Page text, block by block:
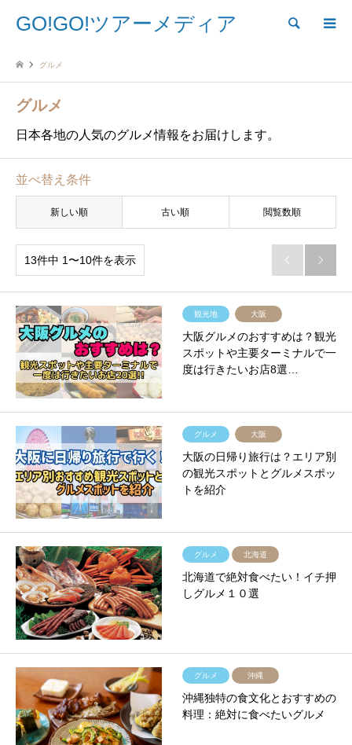
GO!GO!ツアーメディア 検索
グルメ
グルメ
日本各地の人気のグルメ情報をお届けします。
並べ替え条件
新しい順 古い順 閲覧数順
13件中 1〜10件を表示  
観光地 大阪
大阪グルメのおすすめは？観光
スポットや主要ターミナルで一
度は行きたいお店8選…
グルメ 大阪
大阪の日帰り旅行は？エリア別
の観光スポットとグルメスポッ
トを紹介
グルメ 北海道
北海道で絶対食べたい！イチ押
しグルメ１０選
グルメ 沖縄
沖縄独特の食文化とおすすめの
料理：絶対に食べたいグルメ